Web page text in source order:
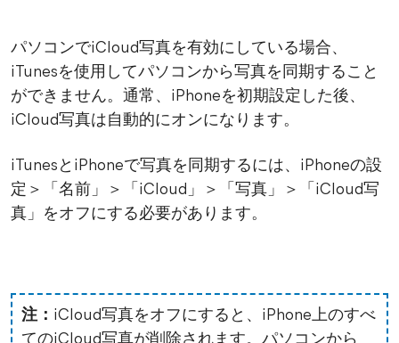
パソコンでiCloud写真を有効にしている場合、
iTunesを使用してパソコンから写真を同期すること
ができません。通常、iPhoneを初期設定した後、
iCloud写真は自動的にオンになります。
iTunesとiPhoneで写真を同期するには、iPhoneの設
定＞「名前」＞「iCloud」＞「写真」＞「iCloud写
真」をオフにする必要があります。
注： iCloud写真をオフにすると、iPhone上のすべ